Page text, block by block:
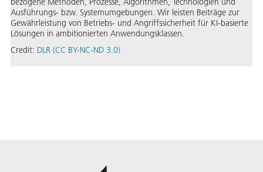
Ausführungs- bzw. Systemumgebungen. Wir leisten Beiträge zur
Gewährleistung von Betriebs- und Angriffssicherheit für KI-basierte
Lösungen in ambitionierten Anwendungsklassen.
Credit: DLR (CC BY-NC-ND 3.0)